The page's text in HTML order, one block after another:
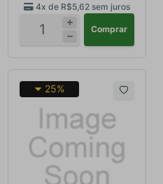
4x de R$5,62 sem juros
Comprar
25%